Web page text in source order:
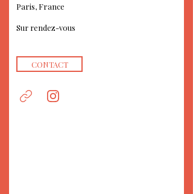
Paris, France
Sur rendez-vous
CONTACT